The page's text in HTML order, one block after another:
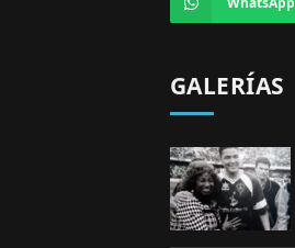
GALERÍAS